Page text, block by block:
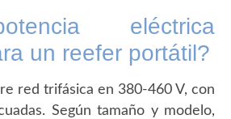
eléctrica
un reefer portátil?
red trifásica en 380-460 V, con
Según tamaño y modelo,